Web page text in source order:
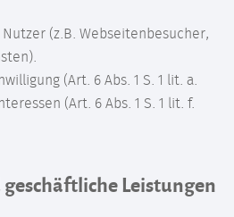
Nutzer (z.B. Webseitenbesucher,
(Art. 6 Abs. 1 S. 1 lit. a.
(Art. 6 Abs. 1 S. 1 lit. f.
Leistungen